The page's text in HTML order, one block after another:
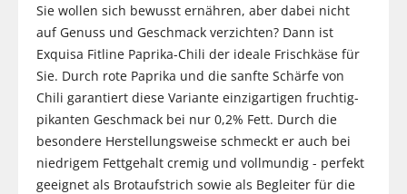
Sie wollen sich bewusst ernähren, aber dabei nicht
auf Genuss und Geschmack verzichten? Dann ist
Exquisa Fitline Paprika-Chili der ideale Frischkäse für
Sie. Durch rote Paprika und die sanfte Schärfe von
Chili garantiert diese Variante einzigartigen fruchtig-
pikanten Geschmack bei nur 0,2% Fett. Durch die
besondere Herstellungsweise schmeckt er auch bei
niedrigem Fettgehalt cremig und vollmundig - perfekt
geeignet als Brotaufstrich sowie als Begleiter für die